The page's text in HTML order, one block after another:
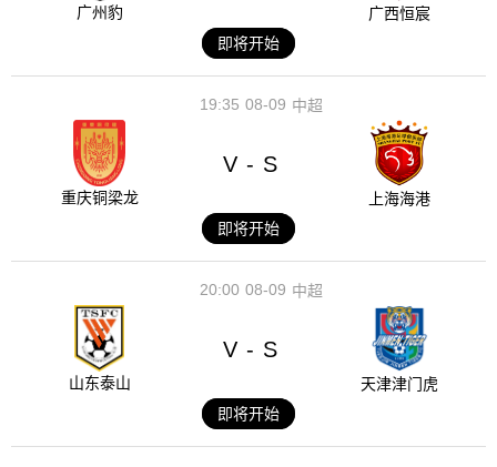
广州豹
广西恒宸
即将开始
08-09
19:35 中超
重庆铜梁龙
V - S
上海海港
即将开始
08-09
20:00 中超
山东泰山
V - S
天津津门虎
即将开始